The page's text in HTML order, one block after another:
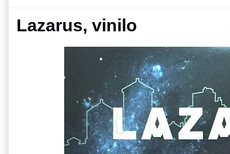
Lazarus, vinilo